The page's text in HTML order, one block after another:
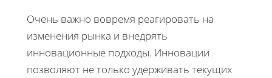
Очень важно вовремя реагировать на
изменения рынка и внедрять
инновационные подходы. Инновации
позволяют не только удерживать текущих